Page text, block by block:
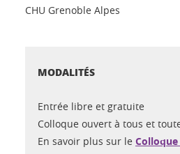
CHU Grenoble Alpes
MODALITÉS
Entrée libre et gratuite
Colloque ouvert à tous et
En savoir plus sur le